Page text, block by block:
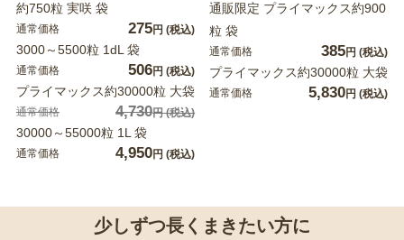
約750粒 実咲 袋
通常価格 275円 (税込)
3000～5500粒 1dL 袋
通常価格 506円 (税込)
プライマックス約30000粒 大袋
通常価格 4,730円(税込)
30000～55000粒 1L 袋
通常価格 4,950円 (税込)
通販限定 プライマックス約900
粒 袋
通常価格 385円 (税込)
プライマックス約30000粒 大袋
通常価格 5,830円 (税込)
少しずつ長くまきたい方に